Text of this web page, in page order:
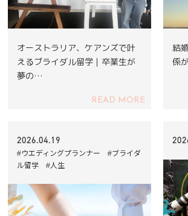
オーストラリア、ケアンズで叶
えるブライダル留学｜卒業生が
夢の…
READ MORE
結
係
2026.04.19
#ウエディングプランナー #ブライダ
ル留学 #人生